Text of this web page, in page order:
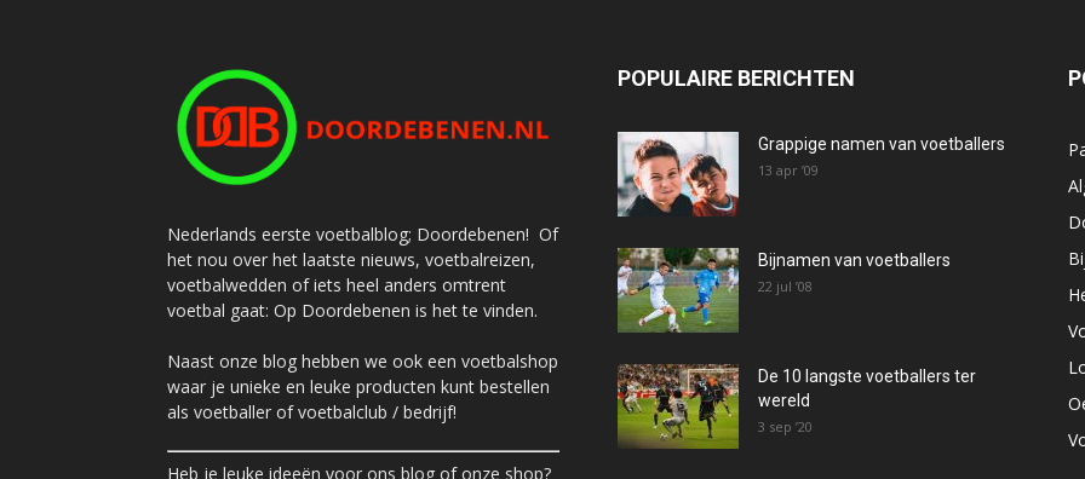
Nederlands eerste voetbalblog; Doordebenen! Of
het nou over het laatste nieuws, voetbalreizen,
voetbalwedden of iets heel anders omtrent
voetbal gaat: Op Doordebenen is het te vinden.
Naast onze blog hebben we ook een voetbalshop
waar je unieke en leuke producten kunt bestellen
als voetballer of voetbalclub / bedrijf!
Heb je leuke ideeën voor ons blog of onze shop?
POPULAIRE BERICHTEN
Grappige namen van voetballers
13 apr ’09
Bijnamen van voetballers
22 jul ’08
De 10 langste voetballers ter
wereld
3 sep ’20